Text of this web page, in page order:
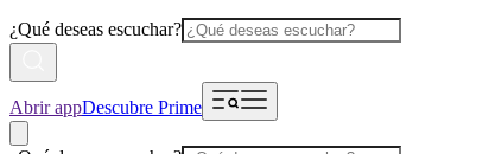
¿Qué deseas escuchar?
Abrir appDescubre Prime